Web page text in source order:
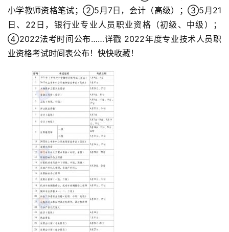
小学教师资格笔试；②5月7日，会计（高级）；③5月21
日、22日，银行业专业人员职业资格（初级、中级）；
④2022法考时间公布……详戳 2022年度专业技术人员职
业资格考试时间表公布！快快收藏！